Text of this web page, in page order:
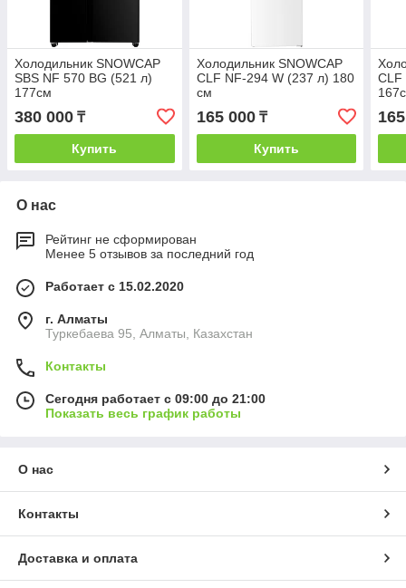
Холодильник SNOWCAP
SBS NF 570 BG (521 л)
177см
380 000 ₸
Купить
Холодильник SNOWCAP
CLF NF-294 W (237 л) 180
см
165 000₸
Купить
CLF
О нас
Рейтинг не сформирован
Менее 5 отзывов за последний год
Работает с 15.02.2020
г. Алматы
Туркебаева 95, Алматы, Казахстан
Контакты
Сегодня работает с 09:00 до 21:00
Показать весь график работы
О нас
Контакты
Доставка и оплата